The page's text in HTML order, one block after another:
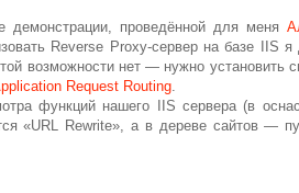
демонстрации, проведённой для меня
Reverse Proxy-сервер на базе IIS я
возможности нет — нужно установить
Request Routing
функций нашего IIS сервера (в
«URL Rewrite», а в дереве сайтов —